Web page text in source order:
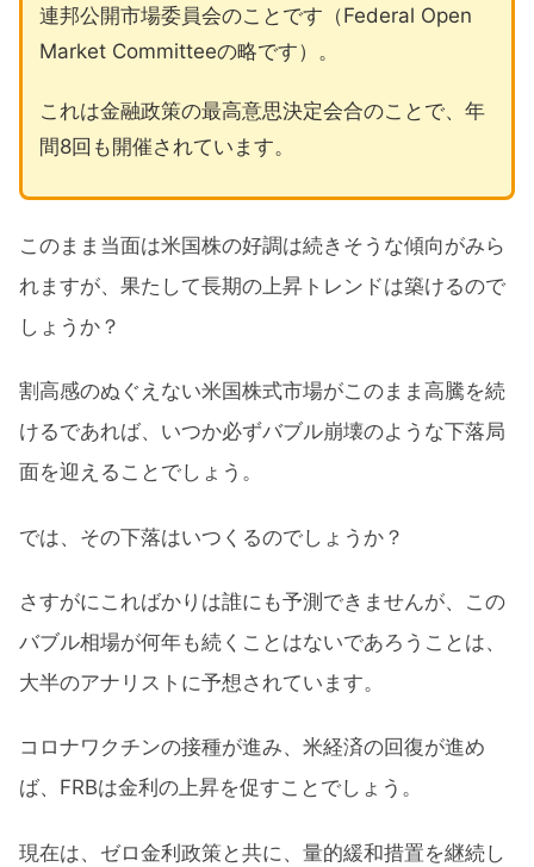
連邦公開市場委員会のことです（Federal Open
Market Committeeの略です）。
これは金融政策の最高意思決定会合のことで、年
間8回も開催されています。
このまま当面は米国株の好調は続きそうな傾向がみら
れますが、果たして長期の上昇トレンドは築けるので
しょうか？
割高感のぬぐえない米国株式市場がこのまま高騰を続
けるであれば、いつか必ずバブル崩壊のような下落局
面を迎えることでしょう。
では、その下落はいつくるのでしょうか？
さすがにこればかりは誰にも予測できませんが、この
バブル相場が何年も続くことはないであろうことは、
大半のアナリストに予想されています。
コロナワクチンの接種が進み、米経済の回復が進め
ば、FRBは金利の上昇を促すことでしょう。
現在は、ゼロ金利政策と共に、量的緩和措置を継続し